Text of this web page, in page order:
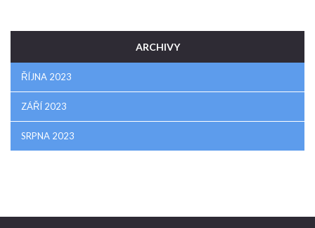
ARCHIVY
ŘÍJNA 2023
ZÁŘÍ 2023
SRPNA 2023